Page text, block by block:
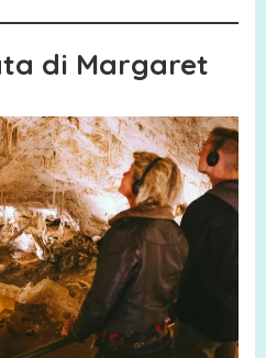
di Margaret